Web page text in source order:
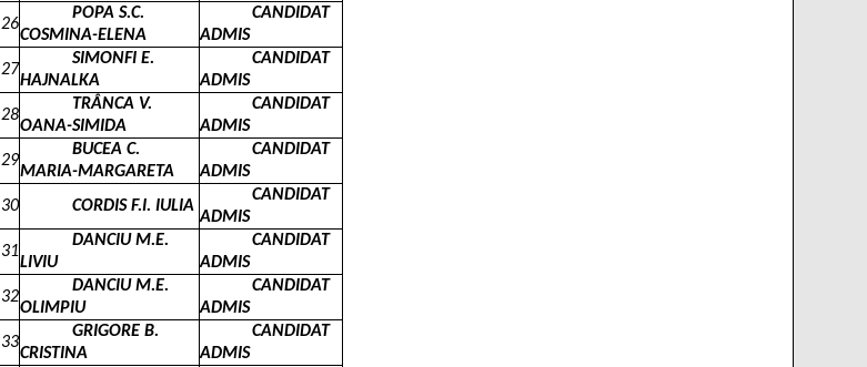
26
POPA S.C.
COSMINA-ELENA
CANDIDAT
ADMIS
27
SIMONFI E.
HAJNALKA
CANDIDAT
ADMIS
28
TRÂNCA V.
OANA-SIMIDA
CANDIDAT
ADMIS
29
BUCEA C.
MARIA-MARGARETA
CANDIDAT
ADMIS
30
CORDIS F.I. IULIA
CANDIDAT
ADMIS
31
DANCIU M.E.
LIVIU
CANDIDAT
ADMIS
32
DANCIU M.E.
OLIMPIU
CANDIDAT
ADMIS
33
GRIGORE B.
CRISTINA
CANDIDAT
ADMIS